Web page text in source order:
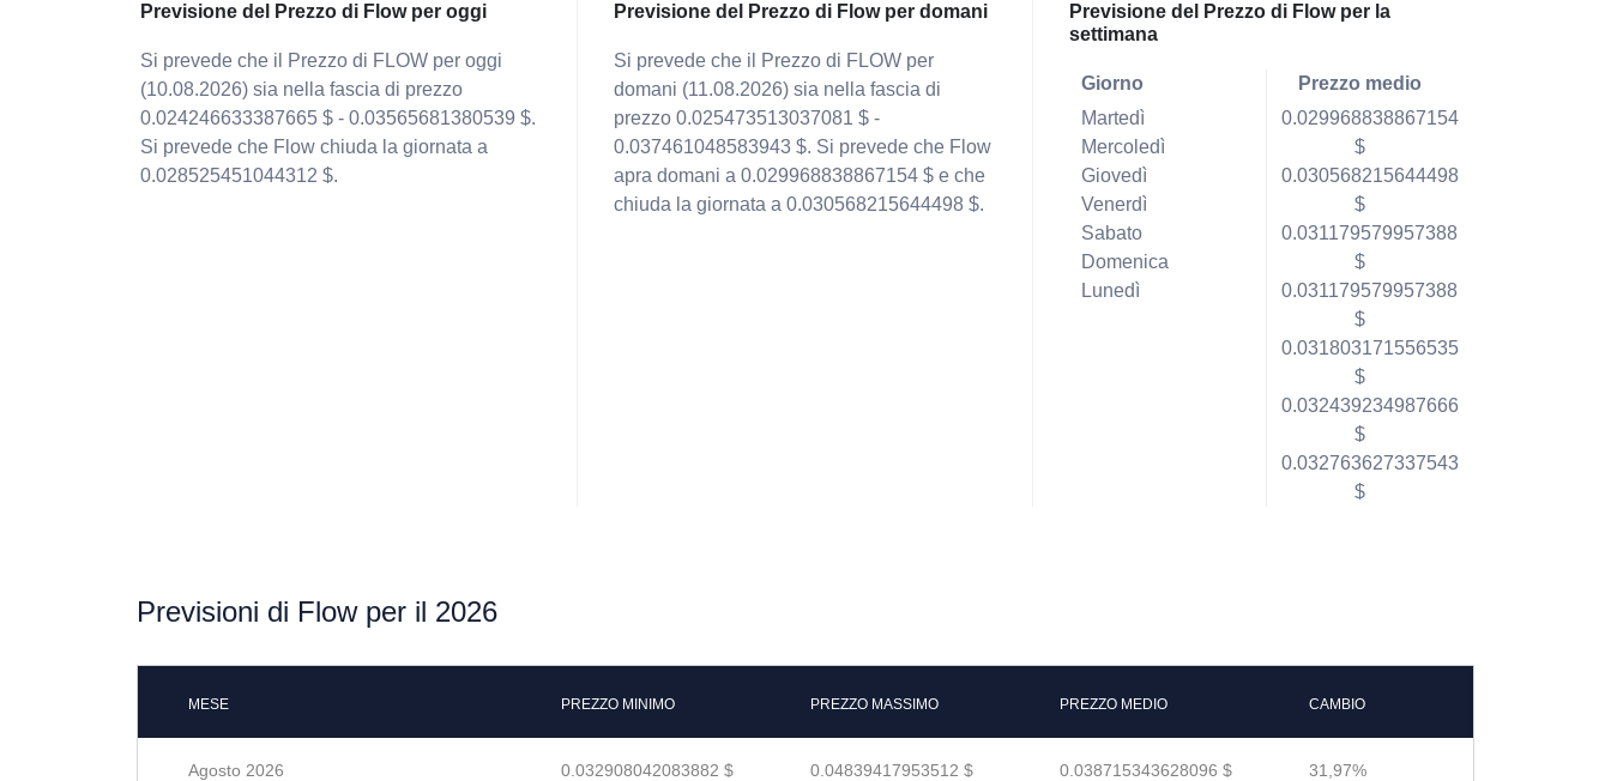
Previsione del Prezzo di Flow per oggi
Si prevede che il Prezzo di FLOW per oggi
(10.08.2026) sia nella fascia di prezzo
0.024246633387665 $ - 0.03565681380539 $.
Si prevede che Flow chiuda la giornata a
0.028525451044312 $.
Previsione del Prezzo di Flow per domani
Si prevede che il Prezzo di FLOW per
domani (11.08.2026) sia nella fascia di
prezzo 0.025473513037081 $ -
0.037461048583943 $. Si prevede che Flow
apra domani a 0.029968838867154 $ e che
chiuda la giornata a 0.030568215644498 $.
Previsione del Prezzo di Flow per la
settimana
Giorno
Martedì
Mercoledì
Giovedì
Venerdì
Sabato
Domenica
Lunedì
Prezzo medio
0.029968838867154
$
0.030568215644498
$
0.031179579957388
$
0.031179579957388
$
0.031803171556535
$
0.032439234987666
$
0.032763627337543
$
Previsioni di Flow per il 2026
MESE PREZZO MINIMO PREZZO MASSIMO PREZZO MEDIO CAMBIO
Agosto 2026 0.032908042083882 $ 0.04839417953512 $ 0.038715343628096 $ 31,97%